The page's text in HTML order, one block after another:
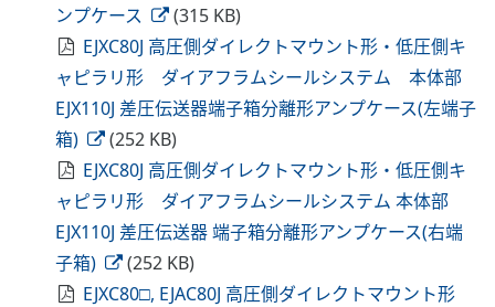
ンプケース
(315 KB)
EJXC80J 高圧側ダイレクトマウント形・低圧側キ
ャピラリ形 ダイアフラムシールシステム 本体部
EJX110J 差圧伝送器端子箱分離形アンプケース(左端子
箱)
(252 KB)
EJXC80J 高圧側ダイレクトマウント形・低圧側キ
ャピラリ形 ダイアフラムシールシステム 本体部
EJX110J 差圧伝送器 端子箱分離形アンプケース(右端
子箱)
(252 KB)
EJXC80□, EJAC80J 高圧側ダイレクトマウント形